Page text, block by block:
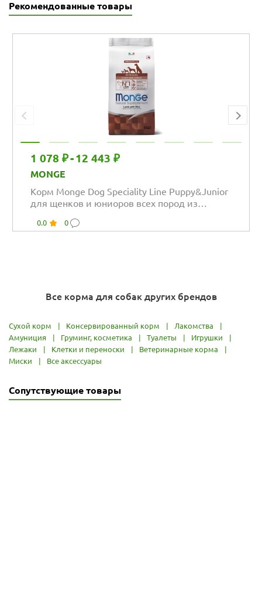
Рекомендованные товары
1 078 ₽-12 443 ₽
MONGE
Корм Monge Dog Speciality Line Puppy&Junior
для щенков и юниоров всех пород из
0.0 0
Все корма для собак других брендов
Сухой корм | Консервированный корм | Лакомства
|
Амуниция
| Груминг, косметика | Туалеты | Игрушки
|
Лежаки
| Клетки и переноски | Ветеринарные корма
|
Миски
| Все аксессуары
Сопутствующие товары